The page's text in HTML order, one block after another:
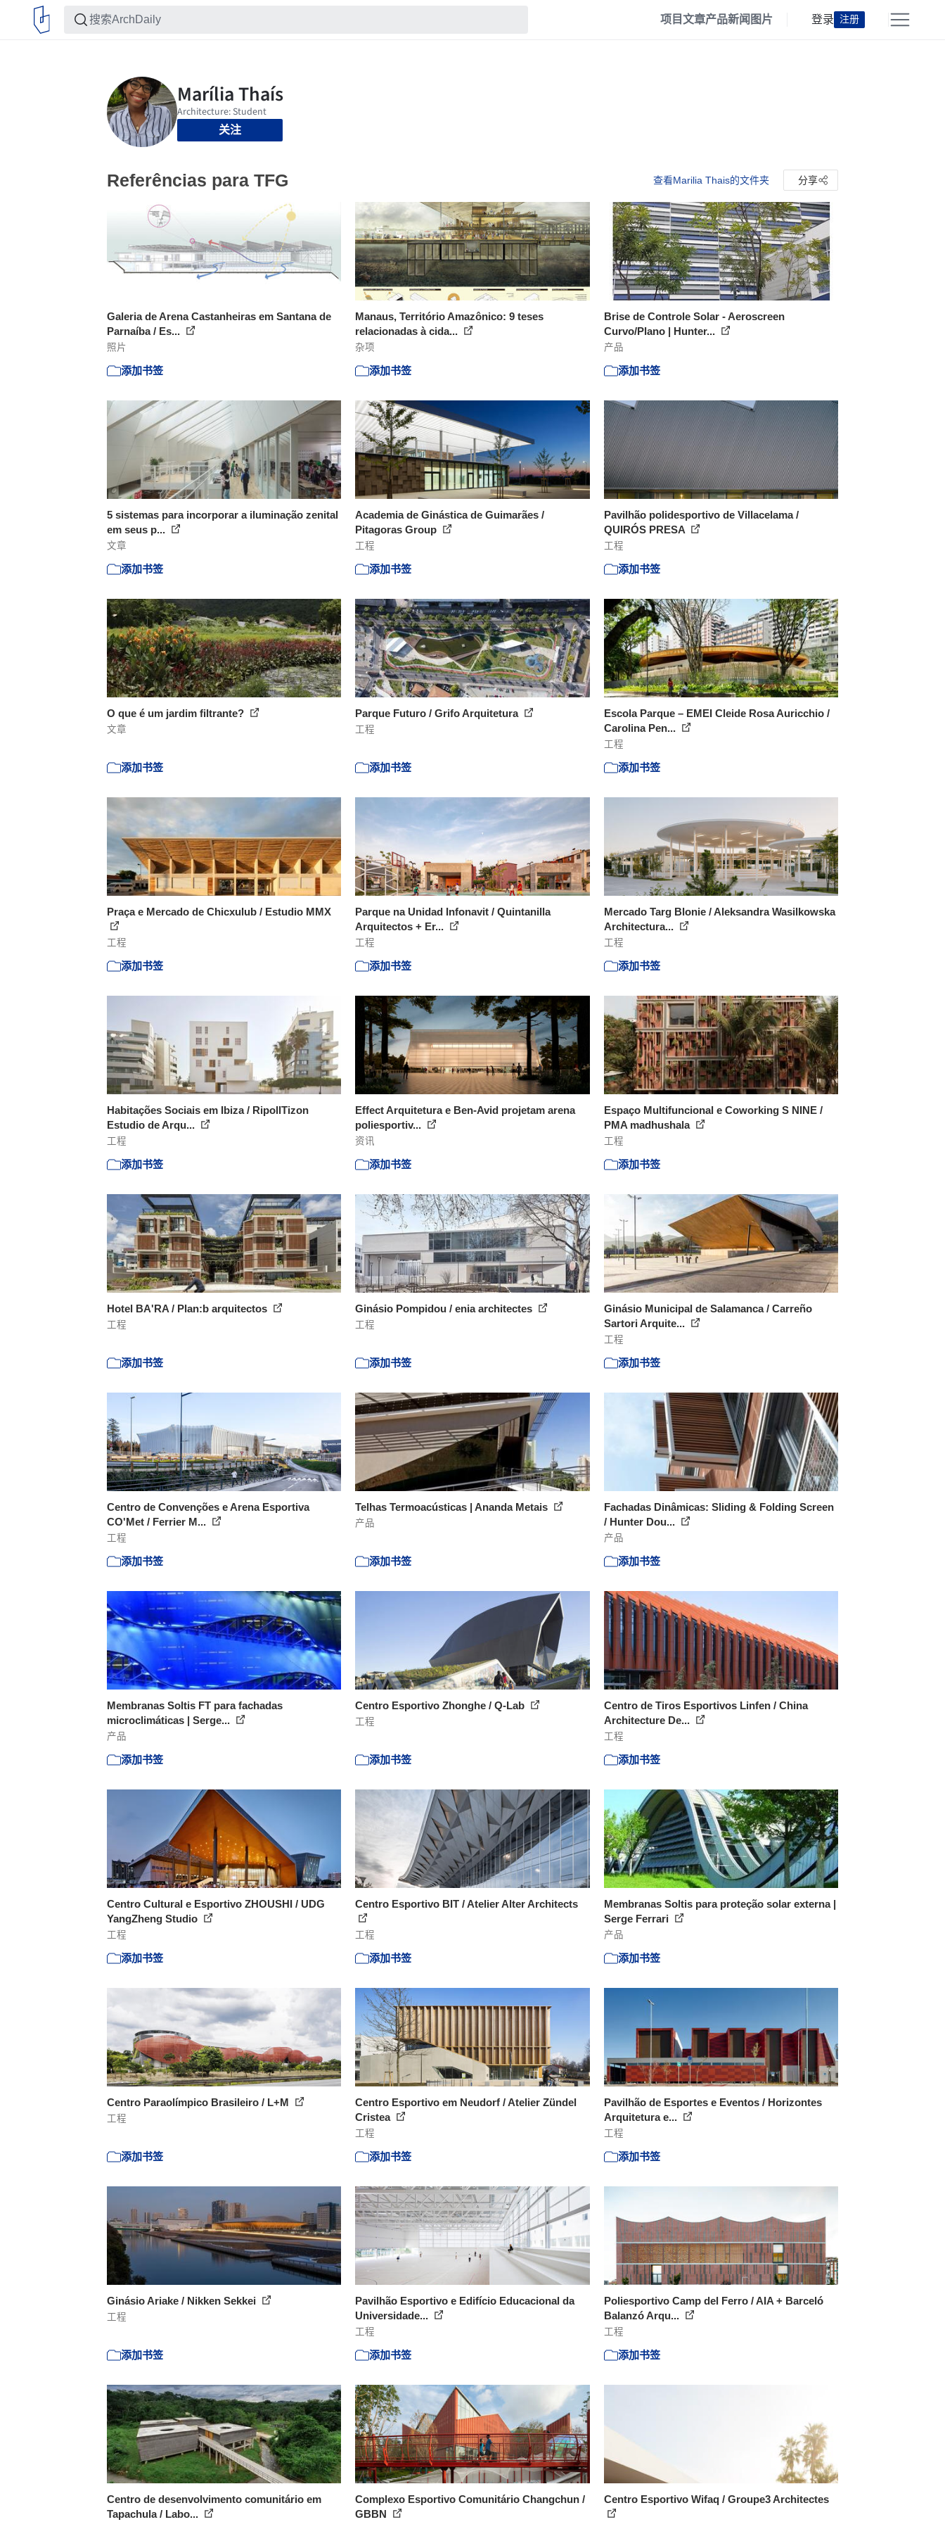
项目文章产品新闻 图片 登录 注册
关注
Referências para TFG 查看Marilia Thais的文件夹 分享
Galeria de Arena Castanheiras em Santana de
Parnaíba / Es...
照片
添加书签
Manaus, Território Amazônico: 9 teses
relacionadas à cida...
杂项
添加书签
Brise de Controle Solar - Aeroscreen
Curvo/Plano | Hunter...
产品
添加书签
5 sistemas para incorporar a iluminação zenital
em seus p...
文章
添加书签
Academia de Ginástica de Guimarães /
Pitagoras Group
工程
添加书签
Pavilhão polidesportivo de Villacelama /
QUIRÓS PRESA
工程
添加书签
O que é um jardim filtrante?
文章
添加书签
Parque Futuro / Grifo Arquitetura
工程
添加书签
Escola Parque – EMEI Cleide Rosa Auricchio /
Carolina Pen...
工程
添加书签
Praça e Mercado de Chicxulub / Estudio MMX
工程
添加书签
Parque na Unidad Infonavit / Quintanilla
Arquitectos + Er...
工程
添加书签
Mercado Targ Blonie / Aleksandra Wasilkowska
Architectura...
工程
添加书签
Habitações Sociais em Ibiza / RipollTizon
Estudio de Arqu...
工程
添加书签
Effect Arquitetura e Ben-Avid projetam arena
poliesportiv...
资讯
添加书签
Espaço Multifuncional e Coworking S NINE /
PMA madhushala
工程
添加书签
Hotel BA'RA / Plan:b arquitectos
工程
添加书签
Ginásio Pompidou / enia architectes
工程
添加书签
Ginásio Municipal de Salamanca / Carreño
Sartori Arquite...
工程
添加书签
Centro de Convenções e Arena Esportiva
CO'Met / Ferrier M...
工程
添加书签
Telhas Termoacústicas | Ananda Metais
产品
添加书签
Fachadas Dinâmicas: Sliding & Folding Screen
/ Hunter Dou...
产品
添加书签
Membranas Soltis FT para fachadas
microclimáticas | Serge...
产品
添加书签
Centro Esportivo Zhonghe / Q-Lab
工程
添加书签
Centro de Tiros Esportivos Linfen / China
Architecture De...
工程
添加书签
Centro Cultural e Esportivo ZHOUSHI / UDG
YangZheng Studio
工程
添加书签
Centro Esportivo BIT / Atelier Alter Architects
工程
添加书签
Membranas Soltis para proteção solar externa |
Serge Ferrari
产品
添加书签
Centro Paraolímpico Brasileiro / L+M
工程
添加书签
Centro Esportivo em Neudorf / Atelier Zündel
Cristea
工程
添加书签
Pavilhão de Esportes e Eventos / Horizontes
Arquitetura e...
工程
添加书签
Ginásio Ariake / Nikken Sekkei
工程
添加书签
Pavilhão Esportivo e Edifício Educacional da
Universidade...
工程
添加书签
Poliesportivo Camp del Ferro / AIA + Barceló
Balanzó Arqu...
工程
添加书签
Centro de desenvolvimento comunitário em
Tapachula / Labo...
Complexo Esportivo Comunitário Changchun /
GBBN
Centro Esportivo Wifaq / Groupe3 Architectes